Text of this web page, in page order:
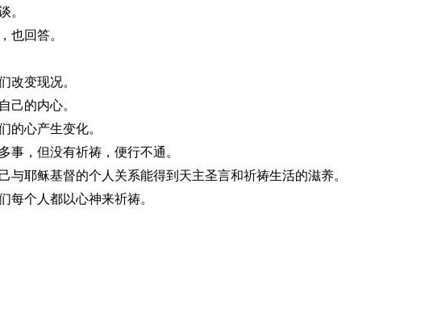
。
也回答。
改变现况。
己的内心。
的心产生变化。
事，但没有祈祷，便行不通。
与耶稣基督的个人关系能得到天主圣言和祈祷生活的滋养。
每个人都以心神来祈祷。